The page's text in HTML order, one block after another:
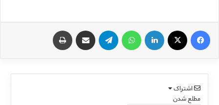
فیس بوک لینکدین تلگرام اشتراک گذاری از طریق ایمیل
اشتراک
مطلع شدن